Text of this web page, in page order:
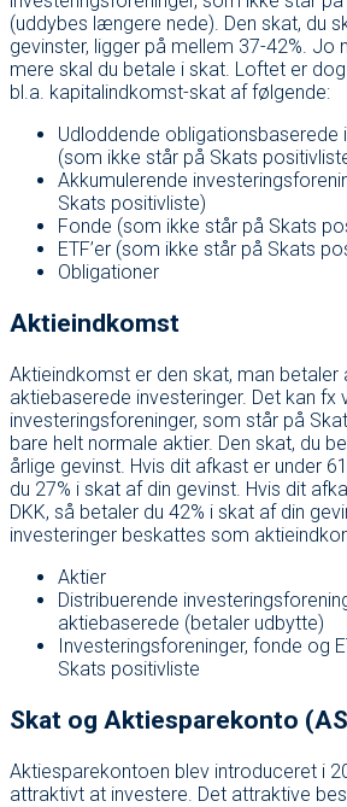
(uddybes længere nede). Den skat, du
gevinster, ligger på mellem 37-42%. Jo
mere skal du betale i skat. Loftet er
bl.a. kapitalindkomst-skat af følgende:
Udloddende obligationsbaserede
(som ikke står på Skats
Akkumulerende
Skats positivliste)
Fonde (som ikke står på Skats
ETF’er (som ikke står på Skats
Obligationer
Aktieindkomst
Aktieindkomst er den skat, man betaler
aktiebaserede investeringer. Det kan fx
investeringsforeninger, som står på
bare helt normale aktier. Den skat, du
årlige gevinst. Hvis dit afkast er under
du 27% i skat af din gevinst. Hvis dit
DKK, så betaler du 42% i skat af din
investeringer beskattes som
Aktier
Distribuerende
aktiebaserede (betaler udbytte)
Investeringsforeninger, fonde og
Skats positivliste
Skat og Aktiesparekonto
Aktiesparekontoen blev introduceret i
attraktivt at investere. Det attraktive